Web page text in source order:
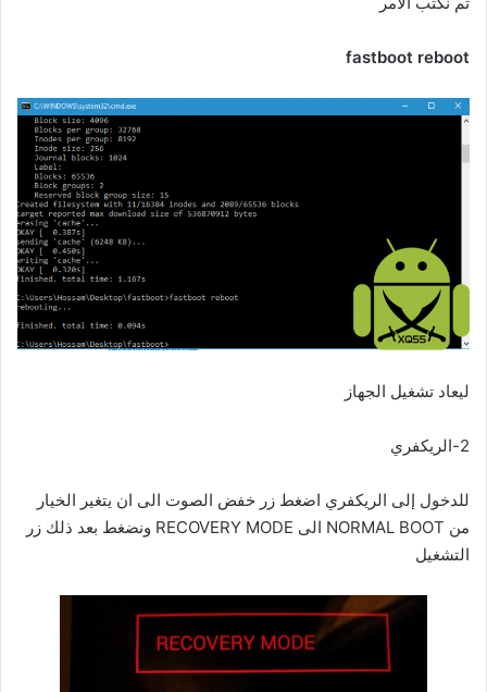
fastboot reboot
ليعاد تشغيل الجهاز
2-الريكفري
للدخول إلى الريكفري اضغط زر خفض الصوت الى ان يتغير الخيار
من NORMAL BOOT الى RECOVERY MODE ونضغط بعد ذلك زر
التشغيل